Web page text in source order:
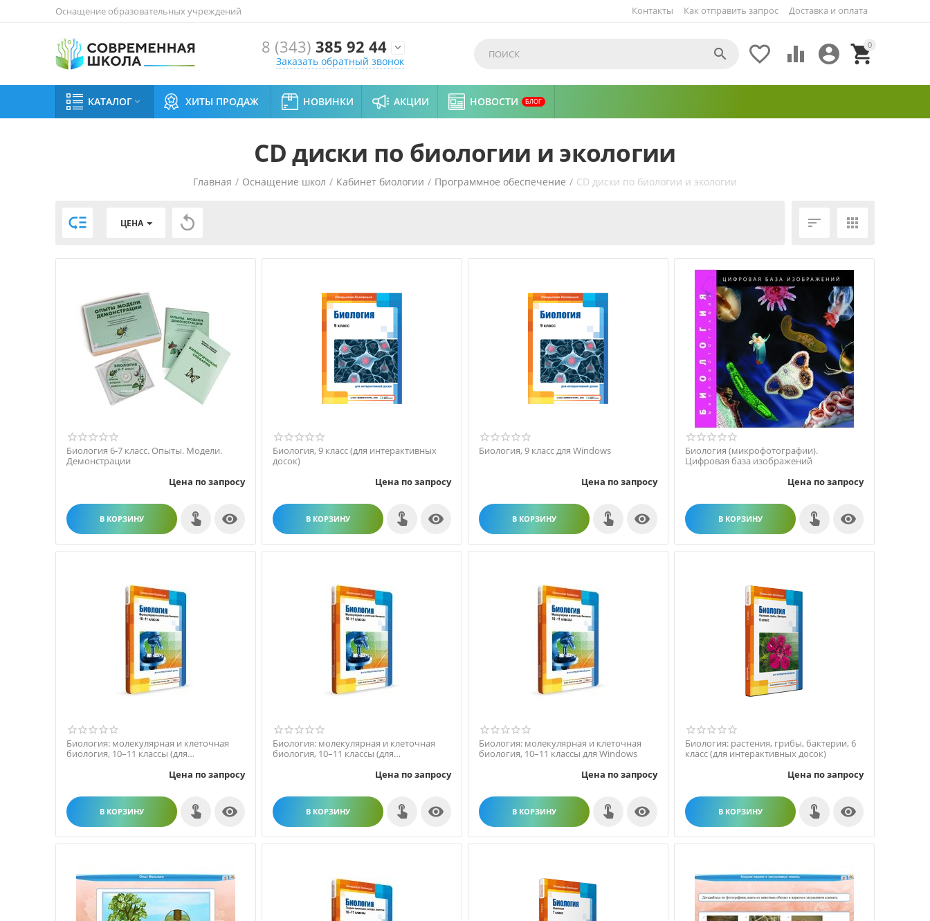
Оснащение образовательных учреждений Как отправить запрос Доставка и оплата
Контакты
8 (343) 385 92 44 
Заказать обратный звонок
0


 

КАТАЛОГ  ХИТЫ ПРОДАЖ НОВИНКИ АКЦИИ НОВОСТИ БЛОГ
СD диски по биологии и экологии
Главная / Оснащение школ / Кабинет биологии / Программное обеспечение / СD диски по биологии и экологии
 ЦЕНА   
Биология 6-7 класс. Опыты. Модели.
Демонстрации
Цена по запросу
В КОРЗИНУ 
Биология, 9 класс (для интерактивных
досок)
Цена по запросу
В КОРЗИНУ 
Биология, 9 класс для Windows
Цена по запросу
В КОРЗИНУ 
Биология (микрофотографии).
Цифровая база изображений
Цена по запросу
В КОРЗИНУ 
Биология: молекулярная и клеточная
биология, 10–11 классы (для
Цена по запросу
В КОРЗИНУ 
Биология: молекулярная и клеточная
биология, 10–11 классы (для
Цена по запросу
В КОРЗИНУ 
Биология: молекулярная и клеточная
биология, 10–11 классы для Windows
Цена по запросу
В КОРЗИНУ 
Биология: растения, грибы, бактерии, 6
класс (для интерактивных досок)
Цена по запросу
В КОРЗИНУ 